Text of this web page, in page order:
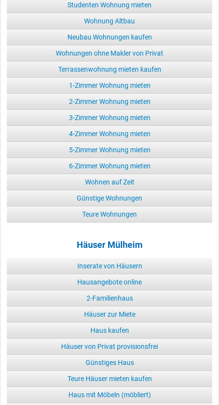
Studenten Wohnung mieten
Wohnung Altbau
Neubau Wohnungen kaufen
Wohnungen ohne Makler von Privat
Terrassenwohnung mieten kaufen
1-Zimmer Wohnung mieten
2-Zimmer Wohnung mieten
3-Zimmer Wohnung mieten
4-Zimmer Wohnung mieten
5-Zimmer Wohnung mieten
6-Zimmer Wohnung mieten
Wohnen auf Zeit
Günstige Wohnungen
Teure Wohnungen
Häuser Mülheim
Inserate von Häusern
Hausangebote online
2-Familienhaus
Häuser zur Miete
Haus kaufen
Häuser von Privat provisionsfrei
Günstiges Haus
Teure Häuser mieten kaufen
Haus mit Möbeln (möbliert)